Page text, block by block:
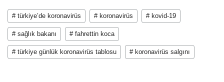
# türkiye’de koronavirüs # koronavirüs # kovid-19
# sağlık bakanı # fahrettin koca
# türkiye günlük koronavirüs tablosu # koronavirüs salgını